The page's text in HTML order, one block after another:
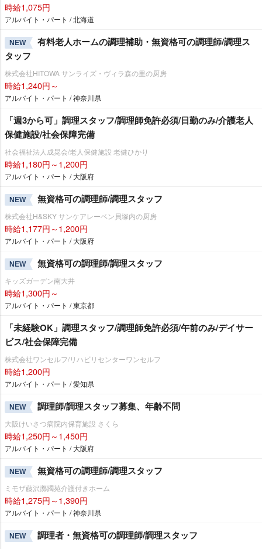
時給1,075円
アルバイト・パート / 北海道
NEW
有料老人ホームの調理補助・無資格可の調理師/調理ス
タッフ
株式会社HITOWA サンライズ・ヴィラ森の里の厨房
時給1,240円～
アルバイト・パート / 神奈川県
「週3から可」調理スタッフ/調理師免許必須/日勤のみ/介護老人
保健施設/社会保障完備
社会福祉法人成晃会/老人保健施設 老健ひかり
時給1,180円～1,200円
アルバイト・パート / 大阪府
NEW 無資格可の調理師/調理スタッフ
株式会社H&SKY サンケアレーベン貝塚内の厨房
時給1,177円～1,200円
アルバイト・パート / 大阪府
NEW 無資格可の調理師/調理スタッフ
キッズガーデン南大井
時給1,300円～
アルバイト・パート / 東京都
「未経験OK」調理スタッフ/調理師免許必須/午前のみ/デイサー
ビス/社会保障完備
株式会社ワンセルフ/リハビリセンターワンセルフ
時給1,200円
アルバイト・パート / 愛知県
NEW 調理師/調理スタッフ募集、年齢不問
大阪けいさつ病院内保育施設 さくら
時給1,250円～1,450円
アルバイト・パート / 大阪府
NEW 無資格可の調理師/調理スタッフ
ミモザ藤沢躑躅苑介護付きホーム
時給1,275円～1,390円
アルバイト・パート / 神奈川県
NEW 調理者・無資格可の調理師/調理スタッフ